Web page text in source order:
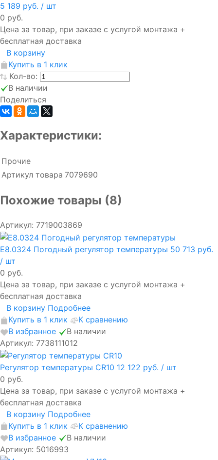
5 189 руб. / шт
0 руб.
Цена за товар, при заказе с услугой монтажа +
бесплатная доставка
В корзину
Купить в 1 клик
Кол-во:
В наличии
Поделиться
Характеристики:
Прочие
Артикул товара 7079690
Похожие товары (8)
Артикул: 7719003869
E8.0324 Погодный регулятор температуры 50 713 руб.
/ шт
0 руб.
Цена за товар, при заказе с услугой монтажа +
бесплатная доставка
В корзину Подробнее
Купить в 1 клик
К сравнению
В избранное
В наличии
Артикул: 7738111012
Регулятор температуры CR10 12 122 руб. / шт
0 руб.
Цена за товар, при заказе с услугой монтажа +
бесплатная доставка
В корзину Подробнее
Купить в 1 клик
К сравнению
В избранное
В наличии
Артикул: 5016993